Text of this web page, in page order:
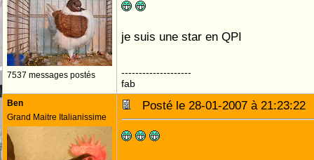
7537 messages postés
je suis une star en QPI
--------------------
fab
Ben
Grand Maitre Italianissime
Posté le 28-01-2007 à